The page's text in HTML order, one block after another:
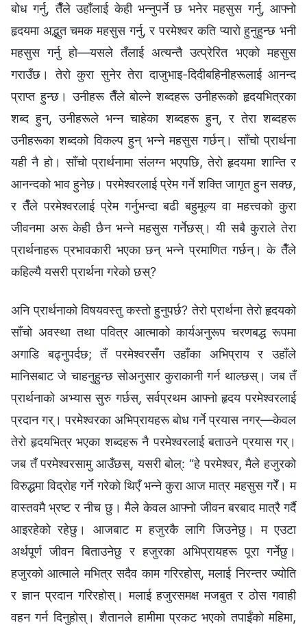
बोध गर्नु, तैँले उहाँलाई केही भन्नुपर्ने छ भनेर महसुस गर्नु, आफ्नो
हृदयमा अद्भुत चमक महसुस गर्नु, र परमेश्‍वर कति प्यारो हुनुहुन्छ भनी
महसुस गर्नु हो—यसले तँलाई अत्यन्तै उत्प्रेरित भएको महसुस
गराउँछ। तेरो कुरा सुनेर तेरा दाजुभाइ-दिदीबहिनीहरूलाई आनन्द
प्राप्त हुन्छ। उनीहरू तैँले बोल्‍ने शब्दहरू उनीहरूको हृदयभित्रका
शब्द हुन्, उनीहरूले भन्न चाहेका शब्‍दहरू हुन्, र तेरा शब्दहरू
उनीहरूका शब्दको विकल्प हुन् भन्ने महसुस गर्छन्। साँचो प्रार्थना
यही नै हो। साँचो प्रार्थनामा संलग्न भएपछि, तेरो हृदयमा शान्‍ति र
आनन्दको भाव हुनेछ। परमेश्‍वरलाई प्रेम गर्ने शक्ति जागृत हुन सक्छ,
र तैँले परमेश्‍वरलाई प्रेम गर्नुभन्दा बढी बहुमूल्य वा महत्त्वको कुरा
जीवनमा अरू केही छैन भन्‍ने महसुस गर्नेछस्। यी सबै कुराले तेरा
प्रार्थनाहरू प्रभावकारी भएका छन् भन्‍ने प्रमाणित गर्छन्। के तैँले
कहिल्यै यसरी प्रार्थना गरेको छस्?
अनि प्रार्थनाको विषयवस्तु कस्तो हुनुपर्छ? तेरो प्रार्थना तेरो हृदयको
साँचो अवस्था तथा पवित्र आत्माको कार्यअनुरूप चरणबद्ध रूपमा
अगाडि बढ्नुपर्दछ; तँ परमेश्‍वरसँग उहाँका अभिप्राय र उहाँले
मानिसबाट जे चाहनुहुन्छ सोअनुसार कुराकानी गर्न थाल्छस्। जब तँ
प्रार्थनाको अभ्यास सुरु गर्छस्, सर्वप्रथम आफ्नो हृदय परमेश्‍वरलाई
प्रदान गर्। परमेश्‍वरका अभिप्रायहरू बोध गर्ने प्रयास नगर्—केवल
तेरो हृदयभित्र भएका शब्दहरू नै परमेश्‍वरलाई बताउने प्रयास गर्।
जब तँ परमेश्‍वरसामु आउँछस्, यसरी बोल्: “हे परमेश्‍वर, मैले हजुरको
विरुद्धमा विद्रोह गर्ने गरेको थिएँ भन्‍ने कुरा आज मात्र महसुस गरेँ। म
वास्तवमै भ्रष्ट र नीच छु। मैले केवल आफ्नो जीवन बरबाद मात्रै गर्दै
आइरहेको रहेछु। आजबाट म हजुरकै लागि जिउनेछु। म एउटा
अर्थपूर्ण जीवन बिताउनेछु र हजुरका अभिप्रायहरू पूरा गर्नेछु।
हजुरको आत्माले मभित्र सदैव काम गरिरहोस्, मलाई निरन्तर ज्योति
र ज्ञान प्रदान गरिरहोस्। मलाई हजुरसमक्ष मजबुत र ठोस गवाही
वहन गर्न दिनुहोस्। शैतानले हामीमा प्रकट भएको तपाईंको महिमा,